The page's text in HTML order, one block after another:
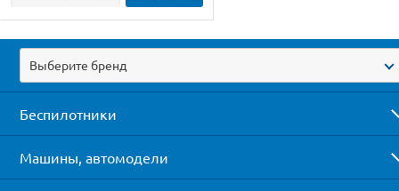
Выберите бренд
Беспилотники
Машины, автомодели